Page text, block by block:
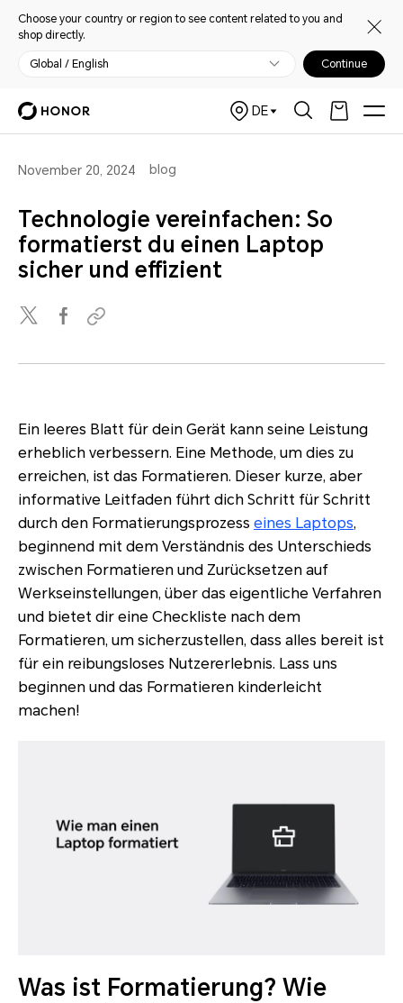
Choose your country or region to see content related to you and
shop directly.
Global / English Continue
DE
November 20, 2024 blog
Technologie vereinfachen: So
formatierst du einen Laptop
sicher und effizient
Ein leeres Blatt für dein Gerät kann seine Leistung
erheblich verbessern. Eine Methode, um dies zu
erreichen, ist das Formatieren. Dieser kurze, aber
informative Leitfaden führt dich Schritt für Schritt
durch den Formatierungsprozess eines Laptops,
beginnend mit dem Verständnis des Unterschieds
zwischen Formatieren und Zurücksetzen auf
Werkseinstellungen, über das eigentliche Verfahren
und bietet dir eine Checkliste nach dem
Formatieren, um sicherzustellen, dass alles bereit ist
für ein reibungsloses Nutzererlebnis. Lass uns
beginnen und das Formatieren kinderleicht
machen!
Was ist Formatierung? Wie